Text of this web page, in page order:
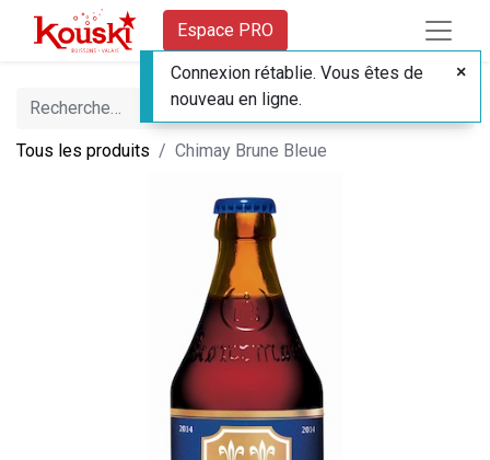
Espace PRO
Tous les produits Chimay Brune Bleue
Connexion rétablie. Vous êtes de
nouveau en ligne.